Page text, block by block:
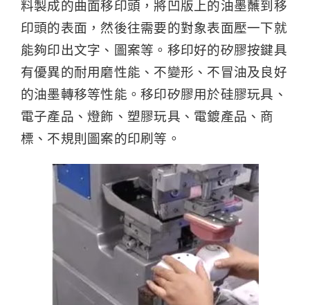
料製成的曲面移印頭，將凹版上的油墨蘸到移
印頭的表面，然後往需要的對象表面壓一下就
能夠印出文字、圖案等。移印好的矽膠按鍵具
有優異的耐用磨性能、不變形、不冒油及良好
的油墨轉移等性能。移印矽膠用於硅膠玩具、
電子產品、燈飾、塑膠玩具、電鍍產品、商
標、不規則圖案的印刷等。